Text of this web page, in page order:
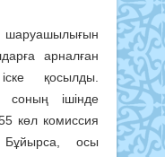
арналған
қосылды.
ішінде
көл комиссия
Бұйырса, осы